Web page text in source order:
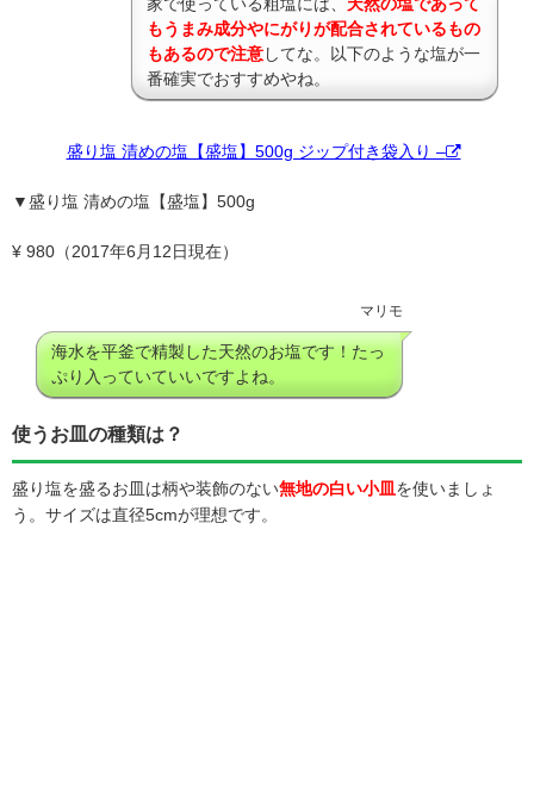
もうまみ成分やにがりが配合されているもの
もあるので注意してな。以下のような塩が一
番確実でおすすめやね。
盛り塩 清めの塩【盛塩】500g ジップ付き袋入り –
▼盛り塩 清めの塩【盛塩】500g
¥ 980（2017年6月12日現在）
マリモ
海水を平釜で精製した天然のお塩です！たっ
ぷり入っていていいですよね。
使うお皿の種類は？
盛り塩を盛るお皿は柄や装飾のない無地の白い小皿 を使いましょ
う。サイズは直径5cmが理想です。